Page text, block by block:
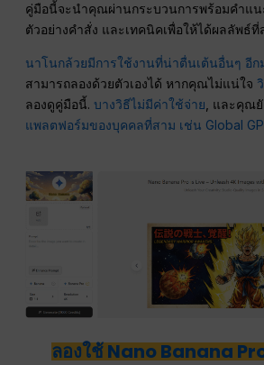
คู่มือนี้จะนำคุณผ่านกระบวนการพร้อมคำแ
ตัวอย่างคำสั่ง และเทคนิคเพื่อให้ได้ผลลัพธ์ที่
นาโนกล้วยมีการใช้งานที่น่าตื่นเต้นอื่นๆ อีก
สามารถลองด้วยตัวเองได้ หากคุณไม่แน่ใจ
ลองดูคู่มือนี้.บางวิธีไม่มีค่าใช้จ่าย, และคุณ
แพลตฟอร์มของบุคคลที่สาม เช่น Global
ลองใช้ Nano Banana